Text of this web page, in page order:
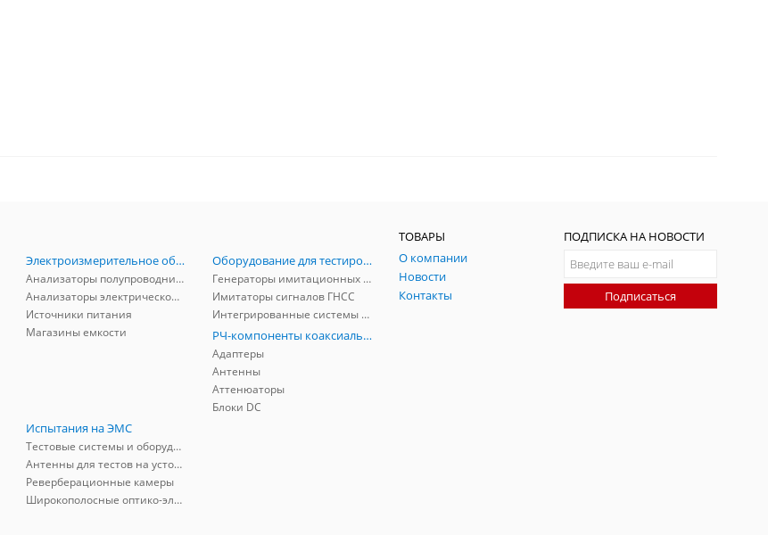
Электроизмерительное оборудование
Анализаторы полупроводников
Анализаторы электрической мощности
Источники питания
Магазины емкости
Оборудование для тестирования и симуляции ГНСС
Генераторы имитационных и заградительных помех
Имитаторы сигналов ГНСС
Интегрированные системы защиты от ГНСС-помех
РЧ-компоненты коаксиальные
Адаптеры
Антенны
Аттенюаторы
Блоки DC
Испытания на ЭМС
Тестовые системы и оборудование
Антенны для тестов на устойчивость к ЭМП
Реверберационные камеры
Широкополосные оптико-электрические линии
ТОВАРЫ
О компании
Новости
Контакты
ПОДПИСКА НА НОВОСТИ
Подписаться